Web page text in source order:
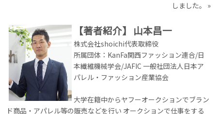
しました。
»
【著者紹介】 山本昌一
株式会社shoichi代表取締役
所属団体：KanFa関西ファッション連合/日
本繊維機械学会/JAFIC 一般社団法人日本ア
パレル・ファッション産業協会
大学在籍中からヤフーオークションでブラン
ド商品・アパレル等の販売などを行い オークションで仕事をする